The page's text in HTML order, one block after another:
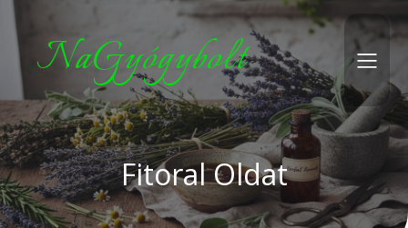
NaGyógybolt
Fitoral Oldat